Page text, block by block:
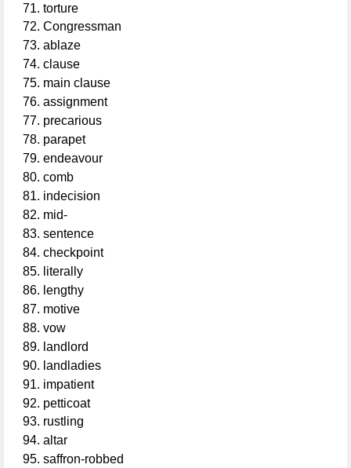
torture
Congressman
ablaze
clause
main clause
assignment
precarious
parapet
endeavour
comb
indecision
mid-
sentence
checkpoint
literally
lengthy
motive
vow
landlord
landladies
impatient
petticoat
rustling
altar
saffron-robbed